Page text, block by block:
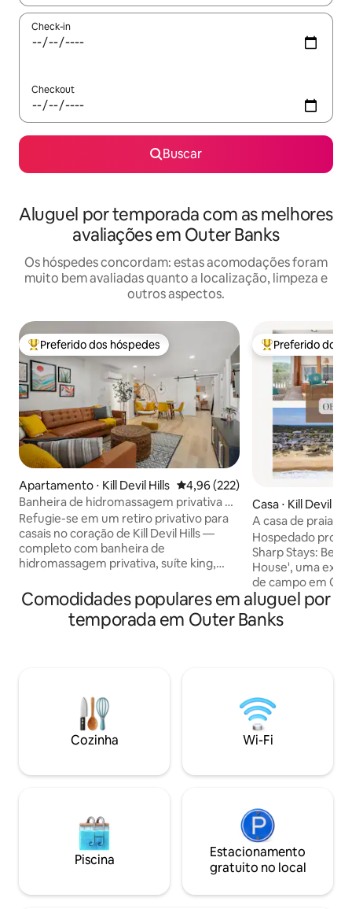
Check-in
Checkout
Buscar
Aluguel por temporada com as melhores
avaliações em Outer Banks
Os hóspedes concordam: estas acomodações foram
muito bem avaliadas quanto a localização, limpeza e
outros aspectos.
Entre os melhores preferidos dos hóspedes
Preferido dos hóspedes
Apartamento ⋅ Kill Devil Hills 4,96 de uma avaliação média de
4,96 (222)
Banheira de hidromassagem privativa +
banheira de spa | Retiro para casais em
OBX
Refugie-se em um retiro privativo para
casais no coração de Kill Devil Hills —
completo com banheira de
hidromassagem privativa, suíte king,
com efeito de chuva, bicicletas de praia
e fácil acesso a caminhadas ao pôr do sol
na Bay Drive. Perfeito para aniversários,
o banheiro, a banheira de
hidromassagem, a localização, o ciclismo
e a qualidade do sono — todos os
pequenos detalhes que fazem com que
revigorante.
Entre os
Preferido dos
Casa ⋅ Kill Devil
A casa de praia |
feliz
Hospedado
Sharp Stays:
House', uma
de campo em
em 1946, esta
onde as famílias
sonhos de férias
privativo à praia a
e a uma curta
restaurantes e
central é perfeita
Comodidades populares em aluguel por
temporada em Outer Banks
Cozinha Wi-Fi
Piscina
Estacionamento
gratuito no local